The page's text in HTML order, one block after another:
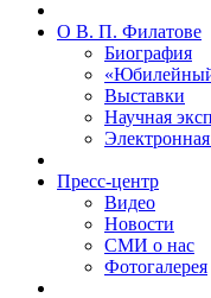
О В. П. Филатове
Биография
Выставки
Научная
Пресс-центр
Видео
Новости
СМИ о нас
Фотогалерея